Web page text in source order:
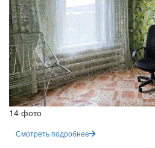
14 фото
Смотреть подробнее